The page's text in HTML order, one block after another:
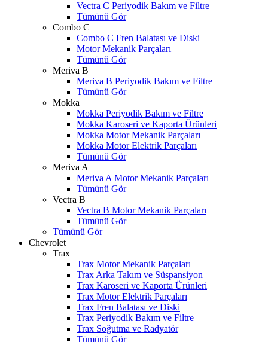
Vectra C Periyodik Bakım ve Filtre
Tümünü Gör
Combo C
Combo C Fren Balatası ve Diski
Motor Mekanik Parçaları
Tümünü Gör
Meriva B
Meriva B Periyodik Bakım ve Filtre
Tümünü Gör
Mokka
Mokka Periyodik Bakım ve Filtre
Mokka Karoseri ve Kaporta Ürünleri
Mokka Motor Mekanik Parçaları
Mokka Motor Elektrik Parçaları
Tümünü Gör
Meriva A
Meriva A Motor Mekanik Parçaları
Tümünü Gör
Vectra B
Vectra B Motor Mekanik Parçaları
Tümünü Gör
Tümünü Gör
Chevrolet
Trax
Trax Motor Mekanik Parçaları
Trax Arka Takım ve Süspansiyon
Trax Karoseri ve Kaporta Ürünleri
Trax Motor Elektrik Parçaları
Trax Fren Balatası ve Diski
Trax Periyodik Bakım ve Filtre
Trax Soğutma ve Radyatör
Tümünü Gör